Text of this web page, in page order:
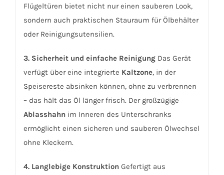
Flügeltüren bietet nicht nur einen sauberen Look,
sondern auch praktischen Stauraum für Ölbehälter
oder Reinigungsutensilien.
3. Sicherheit und einfache ReinigungDas Gerät
verfügt über eine integrierte Kaltzone, in der
Speisereste absinken können, ohne zu verbrennen
– das hält das Öl länger frisch. Der großzügige
Ablasshahnim Inneren des Unterschranks
ermöglicht einen sicheren und sauberen Ölwechsel
ohne Kleckern.
4. Langlebige KonstruktionGefertigt aus